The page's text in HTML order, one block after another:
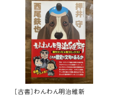
［古書］わんわん明治維新